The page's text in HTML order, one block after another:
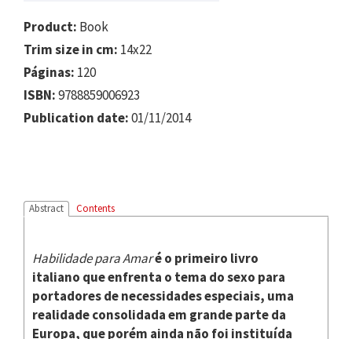
Product: Book
Trim size in cm: 14x22
Páginas: 120
ISBN:9788859006923
Publication date:01/11/2014
Abstract Contents
Habilidade para Amaréo primeiro livro
italiano que enfrenta o tema do sexo para
portadores de necessidades especiais, uma
realidade consolidada em grande parte da
Europa, que porém ainda não foi instituída